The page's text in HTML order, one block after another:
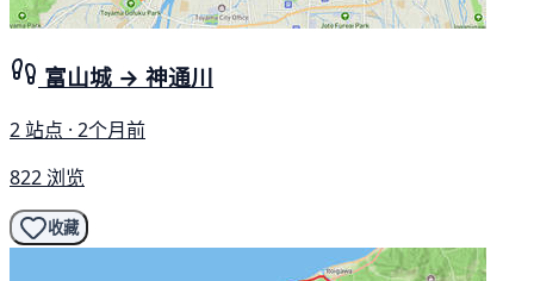
富山城 → 神通川
2 站点 · 2个月前
822 浏览
收藏